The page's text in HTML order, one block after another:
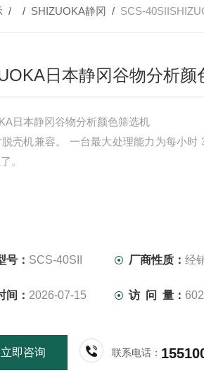
/ / SHIZUOKA静冈 / SCS-40SIISHIZUOKA日本静
日本静冈谷物分析颜
日本静冈谷物分析颜色筛选机
壳机兼容。 一台最大处理能力为每小时
。
号： SCS-40SII 厂商性质：经
间： 2026-07-15 访 问 量： 602
立即咨询 联系电话：